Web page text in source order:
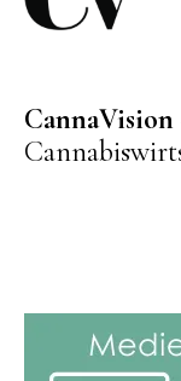
CannaVision